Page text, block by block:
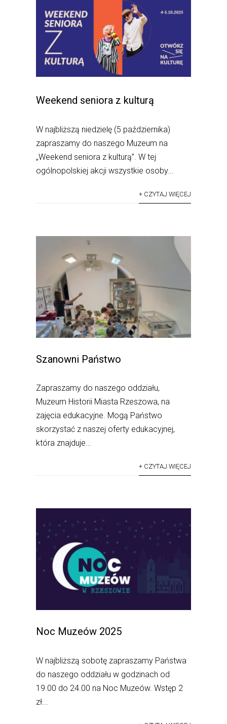
Weekend seniora z kulturą
W najbliższą niedzielę (5 października)
zapraszamy do naszego Muzeum na
„Weekend seniora z kulturą”. W tej
ogólnopolskiej akcji wszystkie osoby...
+ CZYTAJ WIĘCEJ
Szanowni Państwo
Zapraszamy do naszego oddziału,
Muzeum Historii Miasta Rzeszowa, na
zajęcia edukacyjne. Mogą Państwo
skorzystać z naszej oferty edukacyjnej,
która znajduje...
+ CZYTAJ WIĘCEJ
Noc Muzeów 2025
W najbliższą sobotę zapraszamy Państwa
do naszego oddziału w godzinach od
19.00 do 24.00 na Noc Muzeów. Wstęp 2
zł...